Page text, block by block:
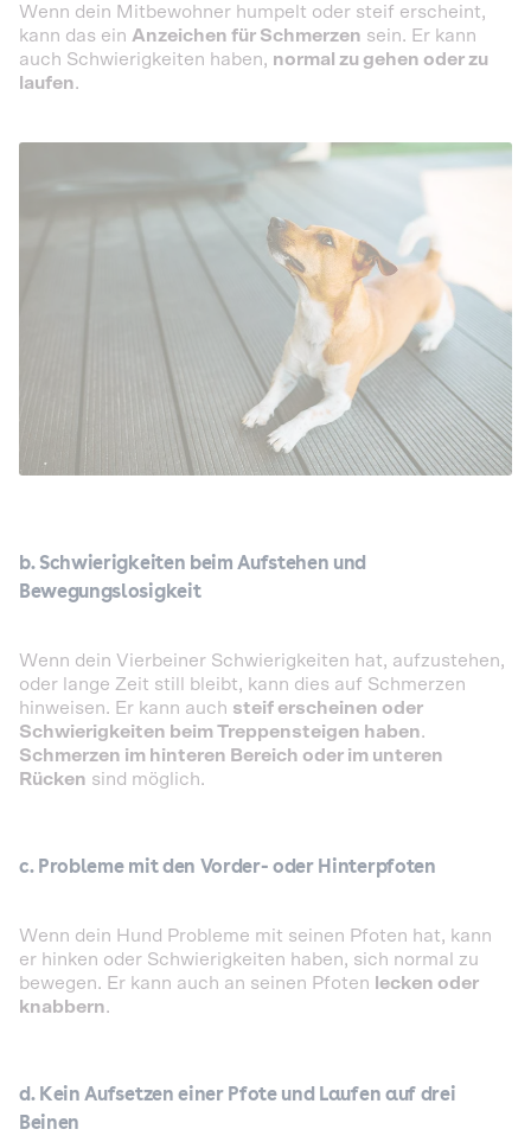
Wenn dein Mitbewohner humpelt oder steif erscheint,
kann das ein Anzeichen für Schmerzen sein. Er kann
auch Schwierigkeiten haben, normal zu gehen oder zu
laufen.
b. Schwierigkeiten beim Aufstehen und
Bewegungslosigkeit
Wenn dein Vierbeiner Schwierigkeiten hat, aufzustehen,
oder lange Zeit still bleibt, kann dies auf Schmerzen
hinweisen. Er kann auch steif erscheinen oder
Schwierigkeiten beim Treppensteigen haben.
Schmerzen im hinteren Bereich oder im unteren
Rücken sind möglich.
c. Probleme mit den Vorder- oder Hinterpfoten
Wenn dein Hund Probleme mit seinen Pfoten hat, kann
er hinken oder Schwierigkeiten haben, sich normal zu
bewegen. Er kann auch an seinen Pfoten lecken oder
knabbern.
d. Kein Aufsetzen einer Pfote und Laufen auf drei
Beinen